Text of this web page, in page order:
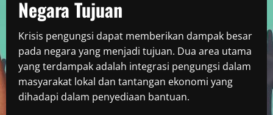
Negara Tujuan
Krisis pengungsi dapat memberikan dampak besar
pada negara yang menjadi tujuan. Dua area utama
yang terdampak adalah integrasi pengungsi dalam
masyarakat lokal dan tantangan ekonomi yang
dihadapi dalam penyediaan bantuan.